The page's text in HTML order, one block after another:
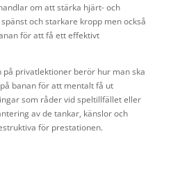
om att stärka hjärt- och
och starkare kropp men också
för att få ett effektivt
på privatlektioner berör hur man ska
banan för att mentalt få ut
som råder vid speltillfället eller
av de tankar, känslor och
för prestationen.